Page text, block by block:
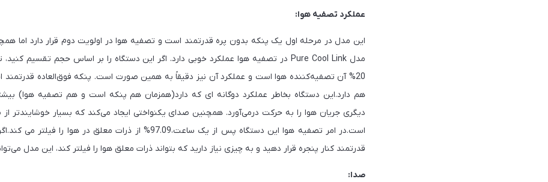
عملکرد تصفیه هوا:
این مدل در مرحله اول یک پنکه بدون پره قدرتمند است و تصفیه هوا در اولویت دوم قرار دارد اما
20% آن تصفیه‌کننده هوا است و عملکرد آن نیز دقیقاً به همین صورت است. پنکه فوق‌العاده قدرتمند
هم دارد.این دستگاه بخاطر عملکرد دوگانه ای که دارد(همزمان هم پنکه است و هم تصفیه هوا)
دیگری جریان هوا را به حرکت درمی‌آورد. همچنین صدای یکنواختی ایجاد می‌کند که بسیار خوشایندتر
است.در امر تصفیه هوا این دستگاه پس از یک ساعت،97.09% از ذرات معلق در
قدرتمند کنار پنجره قرار دهید و به چیزی نیاز دارید که بتواند ذرات معلق هوا را فیلتر کند، این مدل
صدا: